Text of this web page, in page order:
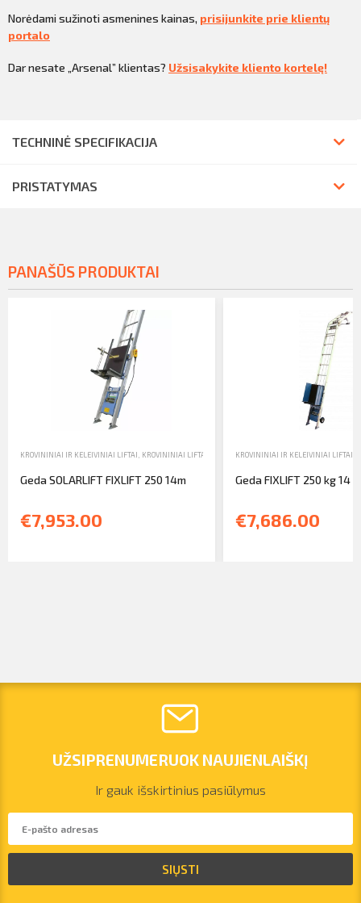
vilnius@arsenalrent.com
Norėdami sužinoti asmenines kainas, prisijunkite prie klientų
portalo
Dar nesate „Arsenal” klientas? Užsisakykite kliento kortelę!
TECHNINĖ SPECIFIKACIJA
PRISTATYMAS
PANAŠŪS PRODUKTAI
KROVININIAI IR KELEIVINIAI LIFTAI , KROVININIAI LIFTAI PARDAVIMAS
Geda SOLARLIFT FIXLIFT 250 14m
€7,953.00
KROVININIAI IR KELEIVINIAI LIFTAI
Geda FIXLIFT 250 kg 14 m
€7,686.00
UŽSIPRENUMERUOK NAUJIENLAIŠKĮ
Ir gauk išskirtinius pasiūlymus
SIŲSTI